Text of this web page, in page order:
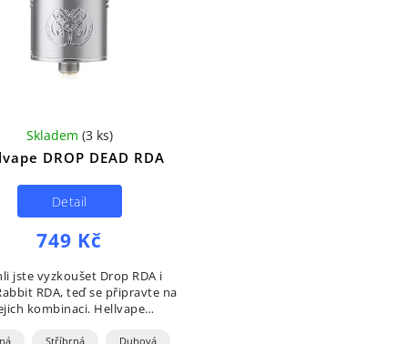
DROP DEAD RDA
Skladem (3 ks)
749 Kč
Detail
jste vyzkoušet Drop RDA i
RDA, teď se připravte na
kombinaci. Hellvape
Stříbrná Duhová